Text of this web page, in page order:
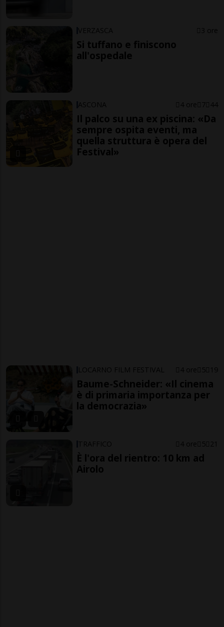
VERZASCA 3 ore
Si tuffano e finiscono
all'ospedale
ASCONA 4 ore 7 44
Il palco su una ex piscina: «Da
sempre ospita eventi, ma
quella struttura è opera del
Festival»
LOCARNO FILM FESTIVAL 4 ore 5 19
Baume-Schneider: «Il cinema
è di primaria importanza per
la democrazia»
TRAFFICO 4 ore 5 21
È l'ora del rientro: 10 km ad
Airolo